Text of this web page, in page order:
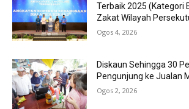
Terbaik 2025 (Kategori
Zakat Wilayah
Ogos 4, 2026
Diskaun Sehingga 30
Pengunjung ke Jualan
Ogos 2, 2026